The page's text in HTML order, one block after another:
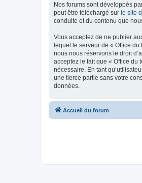
Nos forums sont développés
peut être téléchargé sur le site
conduite et du contenu que
Vous acceptez de ne publier
lequel le serveur de « Office
nous nous réservons le droit
acceptez le fait que « Office du
nécessaire. En tant
une tierce partie sans votre
données.
Accueil du forum